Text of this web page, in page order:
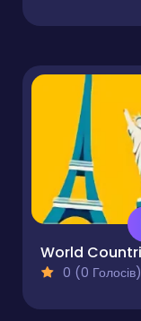
0 (0 Голосів)